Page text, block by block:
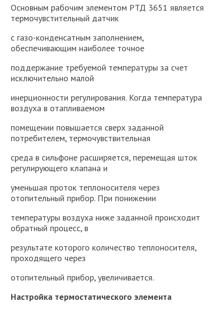
Основным рабочим элементом РТД 3651 является
термочувстительный датчик
с газо-конденсатным заполнением,
обеспечивающим наиболее точное
поддержание требуемой температуры за счет
исключительно малой
инерционности регулирования. Когда температура
воздуха в отапливаемом
помещении повышается сверх заданной
потребителем, термочувствительная
среда в сильфоне расширяется, перемещая шток
регулирующего клапана и
уменьшая проток теплоносителя через
отопительный прибор. При понижении
температуры воздуха ниже заданной происходит
обратный процесс, в
результате которого количество теплоносителя,
проходящего через
отопительный прибор, увеличивается.
Настройка термостатического элемента